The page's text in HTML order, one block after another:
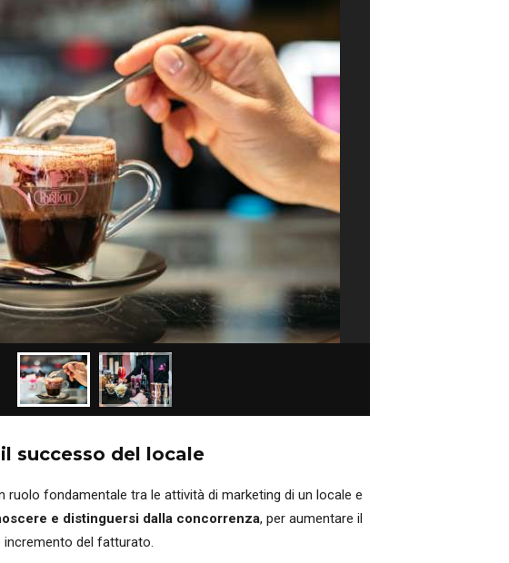
successo del locale
ruolo fondamentale tra le attività di marketing di un locale e
e distinguersi dalla concorrenza, per aumentare il
del fatturato.